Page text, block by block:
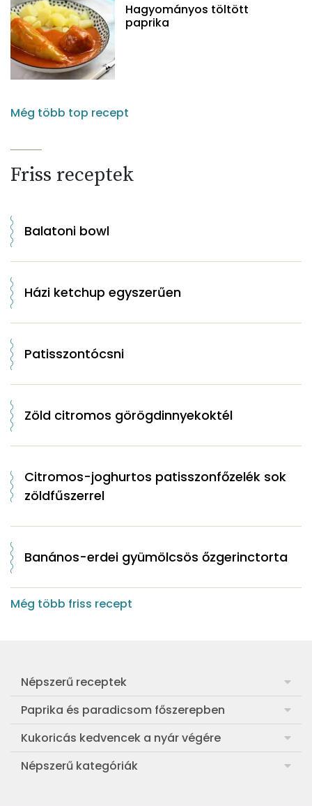
Hagyományos töltött
paprika
Még több top recept
Friss receptek
Balatoni bowl
Házi ketchup egyszerűen
Patisszontócsni
Zöld citromos görögdinnyekoktél
Citromos-joghurtos patisszonfőzelék sok
zöldfűszerrel
Banános-erdei gyümölcsös őzgerinctorta
Még több friss recept
Népszerű receptek
Frankfurti leves
Egyszerű muffin
Aranygaluska
Paprika és paradicsom főszerepben
Pan con Tomate
Paradicsom és paprika eltevése télre
Kukoricás kedvencek a nyár végére
Legfinomabb főtt kukorica
Népszerű kategóriák